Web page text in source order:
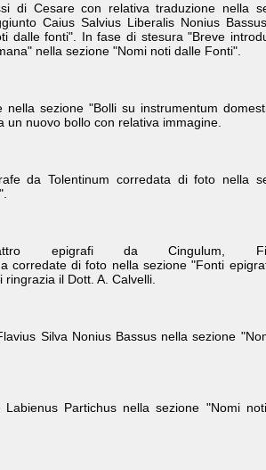
di Cesare con relativa traduzione nella
Caius Salvius Liberalis Nonius
dalle fonti". In fase di stesura "Breve
nella sezione "Nomi noti dalle Fonti".
nella sezione "Bolli su instrumentum
un nuovo bollo con relativa immagine.
da Tolentinum corredata di foto nella
epigrafi da Cingulum,
corredate di foto nella sezione "Fonti
ringrazia il Dott. A. Calvelli.
Silva Nonius Bassus nella sezione
Labienus Partichus nella sezione "Nomi